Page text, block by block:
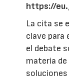
https://
La cita se
clave para
el debate
materia de